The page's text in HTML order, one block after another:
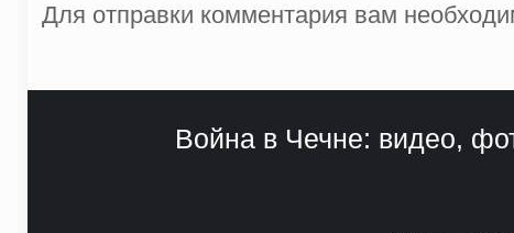
Для отправки комментария вам
Война в Чечне: видео,